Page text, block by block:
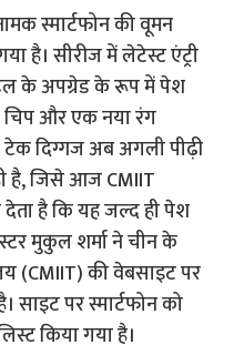
स्मार्टफोन की वूमन
है। सीरीज में लेटेस्ट एंट्री
के अपग्रेड के रूप में पेश
और एक नया रंग
दिग्गज अब अगली पीढ़ी
है, जिसे आज CMIIT
है कि यह जल्द ही पेश
मुकुल शर्मा ने चीन के
(CMIIT) की वेबसाइट पर
साइट पर स्मार्टफोन को
किया गया है।